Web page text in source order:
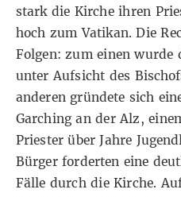
stark die Kirche ihren
hoch zum Vatikan. Die
Folgen: zum einen wurde
unter Aufsicht des
anderen gründete sich
Garching an der Alz,
Priester über Jahre
Bürger forderten eine
Fälle durch die Kirche.